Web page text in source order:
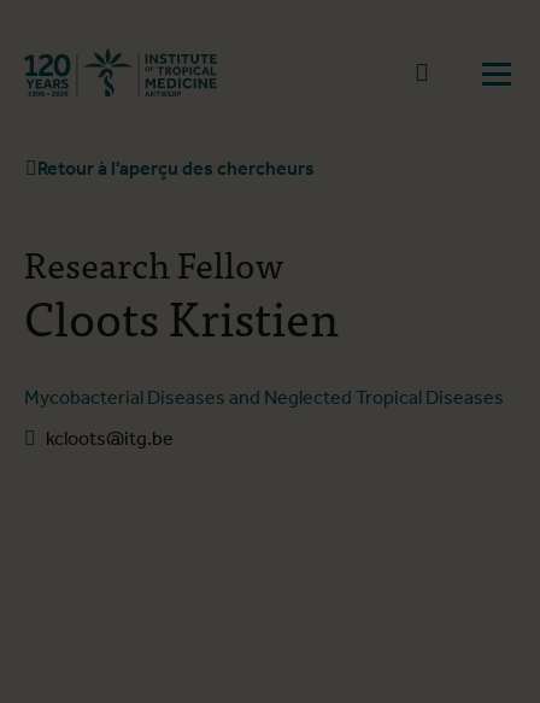
Retourner à la page d'accueil
go to
Retour à l'aperçu des chercheurs
Cloots Kristien
Research Fellow
Mycobacterial Diseases and Neglected Tropical Diseases
kcloots@itg.be